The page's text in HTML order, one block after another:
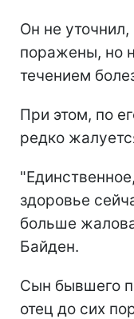
Он не
поражены, но
течением
При этом, по
редко
здоровье
больше
Байден.
Сын бывшего
отец до сих